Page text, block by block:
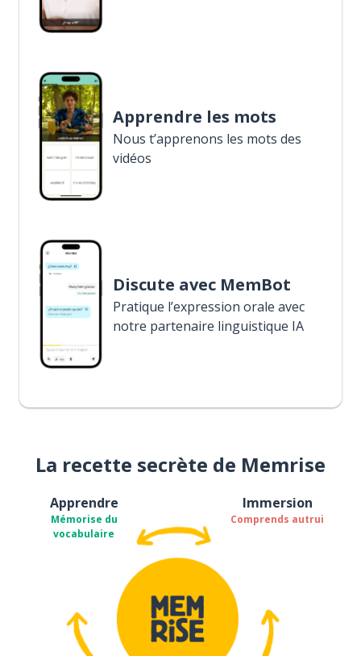
Apprendre les mots
Nous t’apprenons les mots des
vidéos
Discute avec MemBot
Pratique l’expression orale avec
notre partenaire linguistique IA
La recette secrète de Memrise
Apprendre
Mémorise du
vocabulaire
Immersion
Comprends autrui